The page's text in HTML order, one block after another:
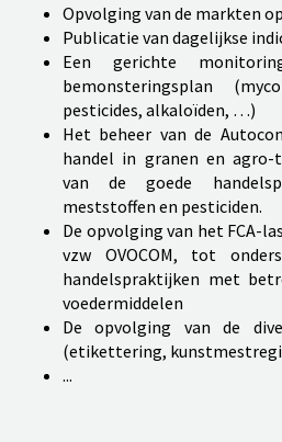
Opvolging van de markten
Publicatie van dagelijkse
Een gerichte
bemonsteringsplan
pesticides, alkaloïden, …)
Het beheer van de
handel in granen en
van de goede
meststoffen en pesticiden.
De opvolging van het FCA-
vzw OVOCOM, tot
handelspraktijken met
voedermiddelen
De opvolging van de
(etikettering,
...